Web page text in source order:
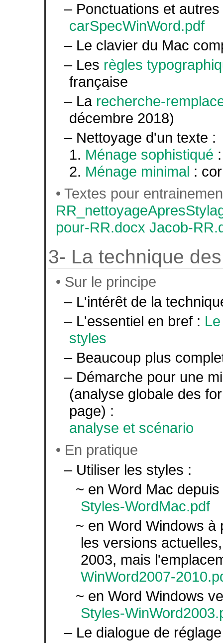
– Ponctuations et
carSpecWinWord.pdf
– Le clavier du Mac
– Les règles
française
– La recherche-
décembre 2018)
– Nettoyage d'un texte :
1. Ménage sophistiqué
2. Ménage minimal :
• Textes pour
pour-RR.docx Jacob-
3- La technique
• Sur le principe
– L'intérêt de la
– L'essentiel en bref :
styles
– Beaucoup plus
– Démarche pour une
(analyse globale des
page) :
analyse et scénario
• En pratique
– Utiliser les styles :
~ en Word Mac
Styles-WordMac.pdf
~ en Word Windows à
les versions
2003, mais
WinWord2007-
~ en Word Windows
Styles-
– Le dialogue de